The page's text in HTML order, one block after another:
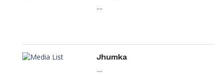
....
Jhumka
....